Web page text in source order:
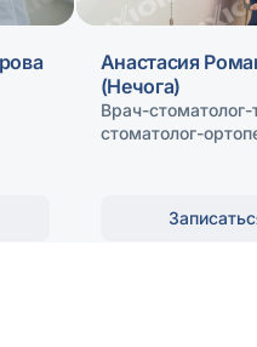
Анастасия
(Нечога)
Врач-
стоматолог-